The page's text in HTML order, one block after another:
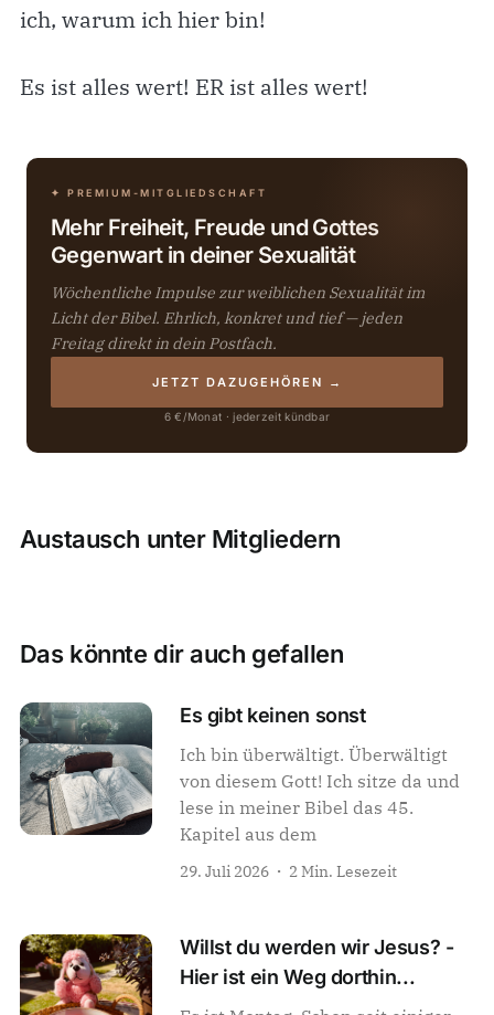
ich, warum ich hier bin!
Es ist alles wert! ER ist alles wert!
Das könnte dir auch gefallen
Es gibt keinen sonst
Ich bin überwältigt. Überwältigt
von diesem Gott! Ich sitze da und
lese in meiner Bibel das 45.
Kapitel aus dem
29. Juli 2026 2 Min. Lesezeit
Willst du werden wir Jesus? -
Hier ist ein Weg dorthin...
✦ PREMIUM-MITGLIEDSCHAFT
Mehr Freiheit, Freude und Gottes
Gegenwart in deiner Sexualität
Wöchentliche Impulse zur weiblichen Sexualität im
Licht der Bibel. Ehrlich, konkret und tief — jeden
Freitag direkt in dein Postfach.
JETZT DAZUGEHÖREN →
6 €/Monat · jederzeit kündbar
Austausch unter Mitgliedern